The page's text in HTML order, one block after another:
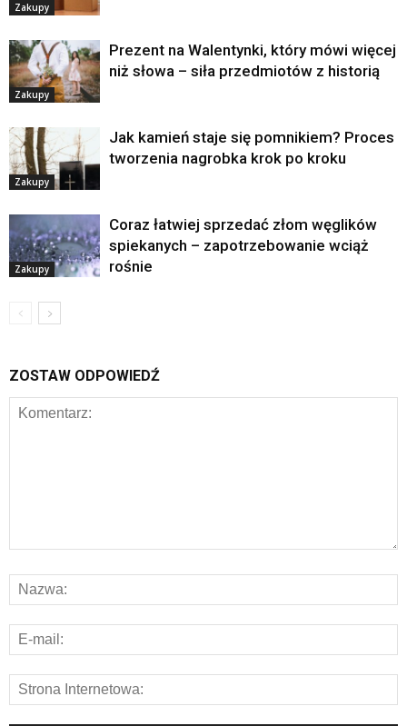
Zakupy
Zakupy
Prezent na Walentynki, który mówi więcej
niż słowa – siła przedmiotów z historią
Zakupy
Jak kamień staje się pomnikiem? Proces
tworzenia nagrobka krok po kroku
Zakupy
Coraz łatwiej sprzedać złom węglików
spiekanych – zapotrzebowanie wciąż
rośnie
ZOSTAW ODPOWIEDŹ